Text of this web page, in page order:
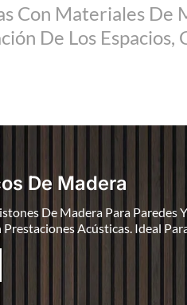
Con Materiales De
De Los
De Madera
De Madera Para Paredes
Acústicas. Ideal